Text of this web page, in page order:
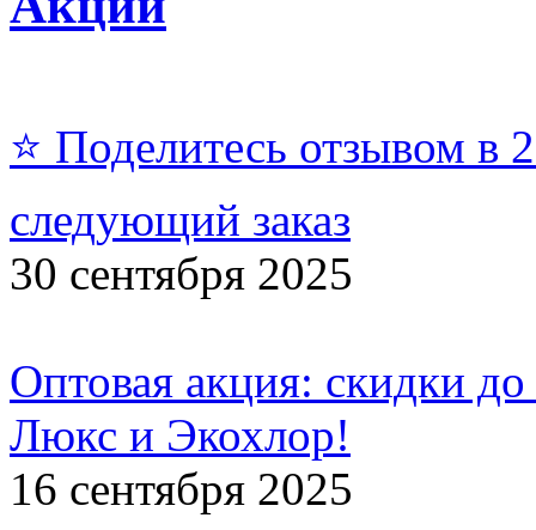
⭐ Поделитесь отзывом
следующий заказ
30 сентября 2025
Оптовая акция: скидки
Люкс и Экохлор!
16 сентября 2025